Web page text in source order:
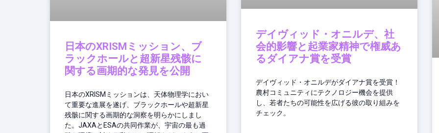
日本のXRISMミッション、ブ
ラックホールと超新星残骸に
関する画期的な発見を公開
日本のXRISMミッションは、天体物理学におい
て重要な進展を遂げ、ブラックホールや超新星
残骸に関する画期的な洞察を明らかにしまし
た。JAXAとESAの共同作業が、宇宙の最も過
デイヴィッド・オニルデ、社
会的影響と起業家精神で権威あ
るダイアナ賞を受賞
デイヴィッド・オニルデがダイアナ賞を受賞！
農村コミュニティにテクノロジー機会を提供
し、若者たちの可能性を広げる彼の取り組みを
チェック。